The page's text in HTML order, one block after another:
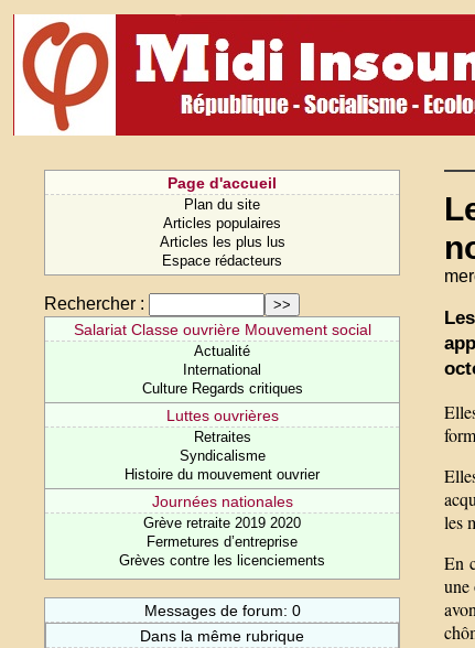
Page d'accueil
Plan du site
Articles populaires
Articles les plus lus
Espace rédacteurs
Rechercher :
Salariat Classe ouvrière Mouvement social
Actualité
International
Culture Regards critiques
Luttes ouvrières
Retraites
Syndicalisme
Histoire du mouvement ouvrier
Journées nationales
Grève retraite 2019 2020
Fermetures d’entreprise
Grèves contre les licenciements
Messages de forum: 0
Dans la même rubrique
les
En
une